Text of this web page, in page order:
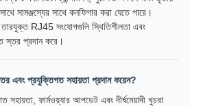
সামঞ্জস্যের সাথে কনফিগার করা যেতে পারে।
তারযুক্ত RJ45 সংযোগগুলি স্থিতিশীলতা এবং
স্তর প্রদান করে।
এবং প্রযুক্তিগত সহায়তা প্রদান করেন?
সহায়তা, ফার্মওয়্যার আপডেট এবং দীর্ঘমেয়াদী খুচরা